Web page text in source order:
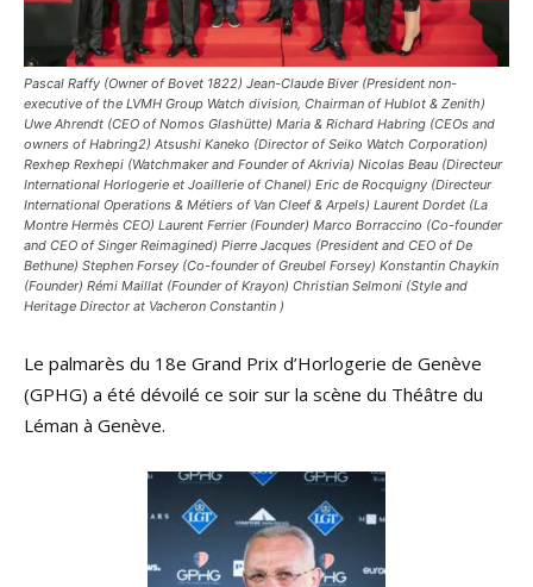
Pascal Raffy (Owner of Bovet 1822) Jean-Claude Biver (President non-
executive of the LVMH Group Watch division, Chairman of Hublot & Zenith)
Uwe Ahrendt (CEO of Nomos Glashütte) Maria & Richard Habring (CEOs and
owners of Habring2) Atsushi Kaneko (Director of Seiko Watch Corporation)
Rexhep Rexhepi (Watchmaker and Founder of Akrivia) Nicolas Beau (Directeur
International Horlogerie et Joaillerie of Chanel) Eric de Rocquigny (Directeur
International Operations & Métiers of Van Cleef & Arpels) Laurent Dordet (La
Montre Hermès CEO) Laurent Ferrier (Founder) Marco Borraccino (Co-founder
and CEO of Singer Reimagined) Pierre Jacques (President and CEO of De
Bethune) Stephen Forsey (Co-founder of Greubel Forsey) Konstantin Chaykin
(Founder) Rémi Maillat (Founder of Krayon) Christian Selmoni (Style and
Heritage Director at Vacheron Constantin )
Le palmarès du 18e Grand Prix d’Horlogerie de Genève
(GPHG) a été dévoilé ce soir sur la scène du Théâtre du
Léman à Genève.